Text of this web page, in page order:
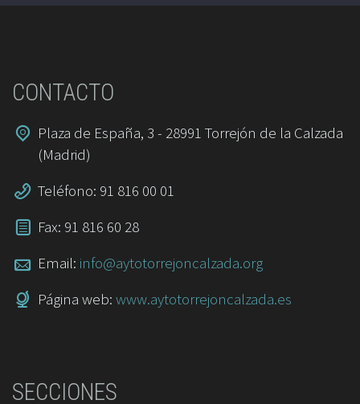
CONTACTO
Plaza de España, 3 - 28991 Torrejón de la Calzada
(Madrid)
Teléfono: 91 816 00 01
Fax: 91 816 60 28
Email: info@aytotorrejoncalzada.org
Página web: www.aytotorrejoncalzada.es
SECCIONES